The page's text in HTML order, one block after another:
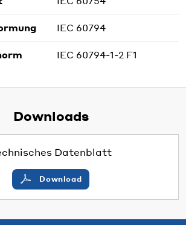
IEC 60794
IEC 60794-1-2 F1
Downloads
Datenblatt
Download